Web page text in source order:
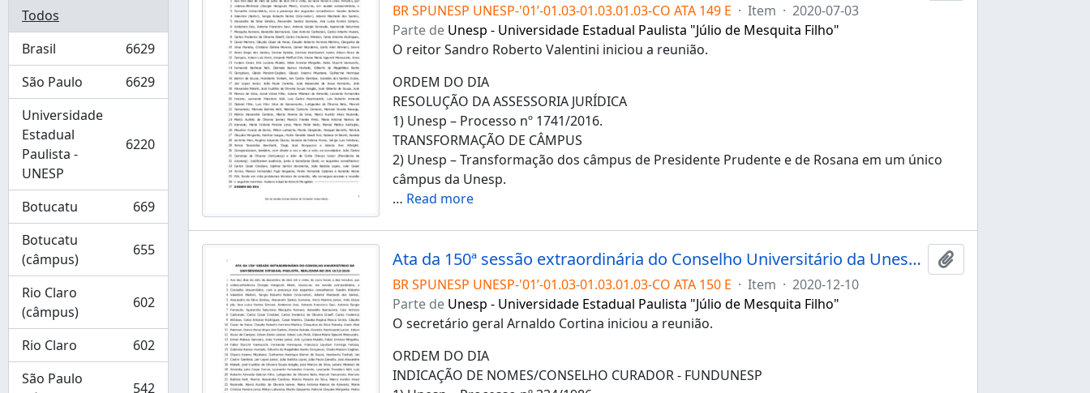
Todos
Brasil
, 6629 resultados 6629
São Paulo
, 6629 resultados 6629
Universidade
Estadual
Paulista -
UNESP
, 6220 resultados 6220
Botucatu
, 669 resultados
669
Botucatu
(câmpus)
, 655 resultados 655
Rio Claro
(câmpus)
, 602 resultados 602
Rio Claro
, 602 resultados
602
São Paulo
542
BR SPUNESP UNESP-'01’-01.03-01.03.01.03-CO ATA 149 E · Item · 2020-07-03
Parte de Unesp - Universidade Estadual Paulista "Júlio de Mesquita Filho"
O reitor Sandro Roberto Valentini iniciou a reunião.
ORDEM DO DIA
RESOLUÇÃO DA ASSESSORIA JURÍDICA
1) Unesp – Processo nº 1741/2016.
TRANSFORMAÇÃO DE CÂMPUS
2) Unesp – Transformação dos câmpus de Presidente Prudente e de Rosana em um único
câmpus da Unesp.
… Read more
Ata da 150ª sessão extraordinária do Conselho Universitário da Unesp de 10/12/2020
Adicionar à área de
BR SPUNESP UNESP-'01’-01.03-01.03.01.03-CO ATA 150 E · Item · 2020-12-10
Parte de Unesp - Universidade Estadual Paulista "Júlio de Mesquita Filho"
O secretário geral Arnaldo Cortina iniciou a reunião.
ORDEM DO DIA
INDICAÇÃO DE NOMES/CONSELHO CURADOR - FUNDUNESP